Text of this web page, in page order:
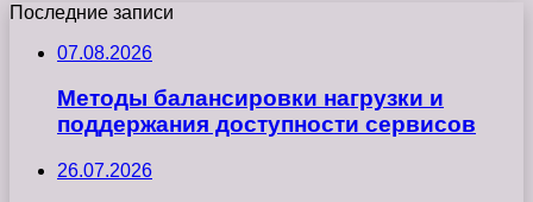
Последние записи
07.08.2026
Методы балансировки нагрузки и
поддержания доступности сервисов
26.07.2026